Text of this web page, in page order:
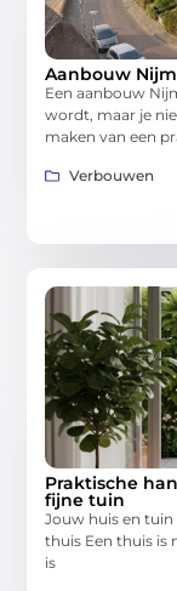
Aanbouw
Een aanbouw
wordt, maar je
maken van een
Verbouwen
Praktische
fijne tuin
Jouw huis en
thuis Een thuis is
is